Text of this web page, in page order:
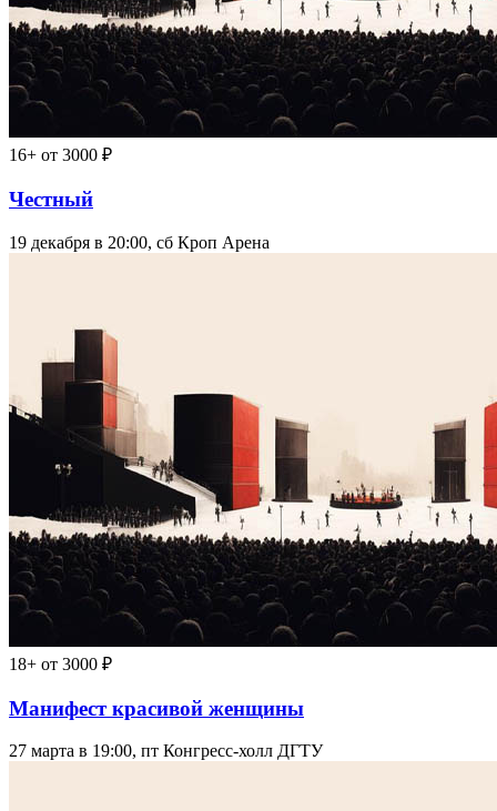
16+ от 3000 ₽
Честный
19 декабря в 20:00, сб Кроп Арена
18+ от 3000 ₽
Манифест красивой женщины
27 марта в 19:00, пт Конгресс-холл ДГТУ